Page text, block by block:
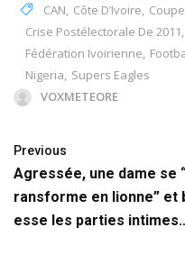
CAN, Côte D’Ivoire,
Crise Postélectorale De 2011,
Fédération Ivoirienne,
Nigeria, Supers Eagles
VOXMETEORE
Previous
Agressée, une dame se
ransforme en lionne” et
esse les parties